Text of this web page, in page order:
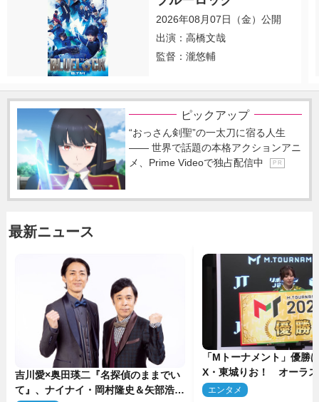
2026年08月07日（金）公開
出演：高橋文哉
監督：瀧悠輔
ピックアップ
“おっさん剣聖”の一太刀に宿る人生
―― 世界で話題の本格アクションアニ
メ、Prime Videoで独占配信中
P R
最新ニュース
吉川愛×奥田瑛二『名探偵のままでい
て』、ナイナイ・岡村隆史＆矢部浩之
「Mトーナメント」優勝
X・東城りお！ オーラス
後は自ら和了って幕引き
エンタメ